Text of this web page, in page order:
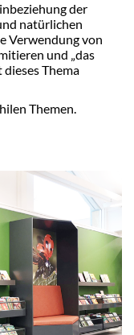
der
natürlichen
Verwendung von
und „das
Thema
Themen.